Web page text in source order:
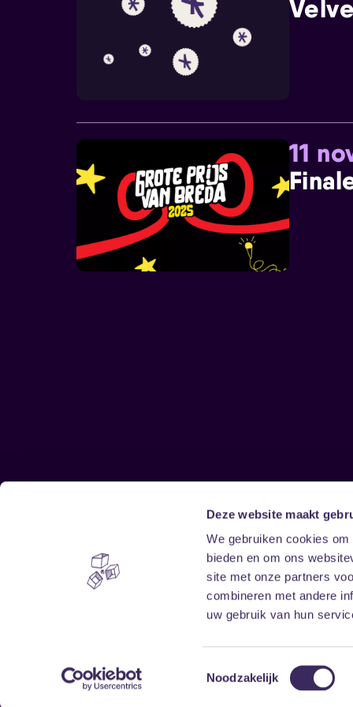
Deze website maakt
We gebruiken cookies
bieden en om ons
site met onze partners
combineren met andere
uw gebruik van hun
Toestemmingsselectie
Noodzakelijk
11
Home
Vrijwilligers
Disclaimer
Toegankelijkheid
Privacy & cookies